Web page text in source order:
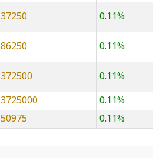
0.11%
0.11%
0.11%
0.11%
0.11%